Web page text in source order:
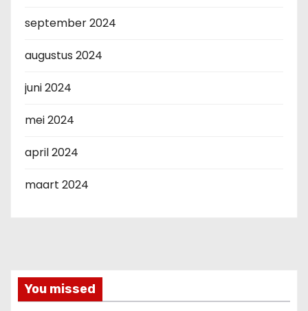
september 2024
augustus 2024
juni 2024
mei 2024
april 2024
maart 2024
You missed